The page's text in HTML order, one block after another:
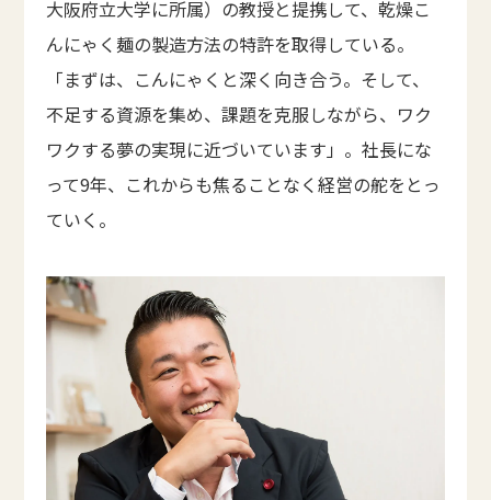
大阪府立大学に所属）の教授と提携して、乾燥こ
んにゃく麺の製造方法の特許を取得している。
「まずは、こんにゃくと深く向き合う。そして、
不足する資源を集め、課題を克服しながら、ワク
ワクする夢の実現に近づいています」。社長にな
って9年、これからも焦ることなく経営の舵をとっ
ていく。